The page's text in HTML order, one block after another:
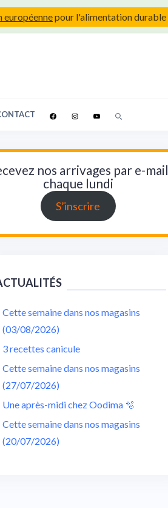
européennepour l'alimentation durable
nos arrivages par e-mail
chaque lundi
S’inscrire
Cette semaine dans nos magasins
(03/08/2026)
3 recettes canicule
Cette semaine dans nos magasins
(27/07/2026)
Une après-midi chez Oodima 🫧
Cette semaine dans nos magasins
(20/07/2026)